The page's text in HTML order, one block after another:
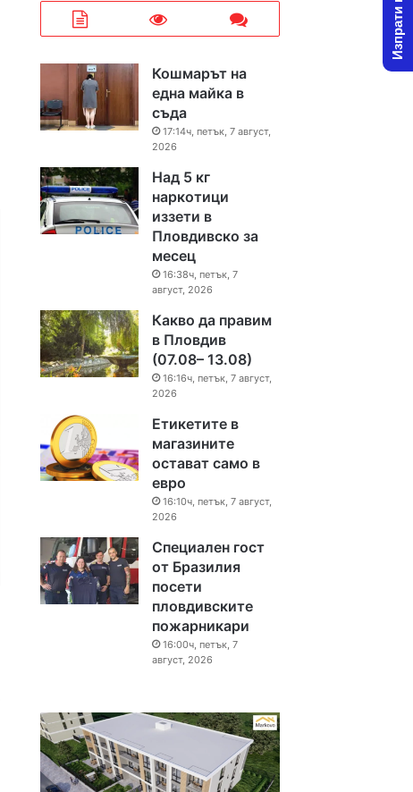
Кошмарът на
една майка в
съда
17:14ч, петък, 7 август,
2026
Над 5 кг
наркотици
иззети в
Пловдивско за
месец
16:38ч, петък, 7
август, 2026
Какво да правим
в Пловдив
(07.08– 13.08)
16:16ч, петък, 7 август,
2026
Етикетите в
магазините
остават само в
евро
16:10ч, петък, 7 август,
2026
Специален гост
от Бразилия
посети
пловдивските
пожарникари
16:00ч, петък, 7
август, 2026